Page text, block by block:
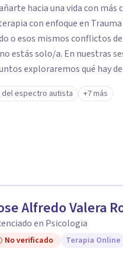
hacia una vida con más
con enfoque en Trauma y
o esos mismos conflictos
estás solo/a. En nuestras
exploraremos qué hay
y vínculos han marcado tu
los demás o repites
espectro autista +7 más
Alfredo Valera
en Psicologia
No verificado Terapia Online